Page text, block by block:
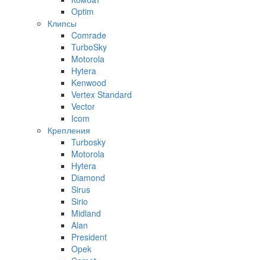
Optim
Клипсы
Comrade
TurboSky
Motorola
Hytera
Kenwood
Vertex Standard
Vector
Icom
Крепления
Turbosky
Motorola
Hytera
Diamond
Sirus
Sirio
Midland
Alan
President
Opek